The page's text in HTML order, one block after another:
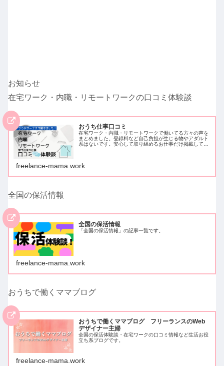
お知らせ
在宅ワーク・内職・リモートワークの口コミ体験談
おうち仕事口コミ
在宅ワーク・内職・リモートワークで働いてる方々の声を
まとめました。登録料など自己負担が生じる物やアダルト
系はないです。安心して取り組めるお仕事だけ掲載してい
freelance-mama.work
全国の保活情報
全国の保活情報
「全国の保活情報」の記事一覧です。
freelance-mama.work
おうちで働くママブログ
おうちで働くママブログ フリーランスのWeb
デザイナー主婦
全国の保活体験談・在宅ワークの口コミ情報など生活お役
立ち系ブログです。
freelance-mama.work